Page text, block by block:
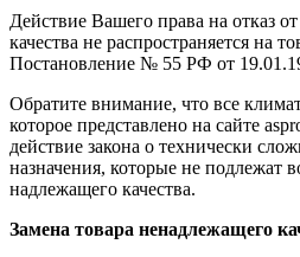
Действие Вашего права на отказ
качества не распространяется на
Постановление № 55 РФ от
Обратите внимание, что все
которое представлено на сайте
действие закона о технически
назначения, которые не подлежат
надлежащего качества.
Замена товара ненадлежащего